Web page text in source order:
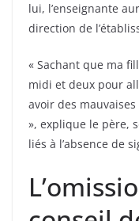
lui, l’enseignante
direction de
« Sachant que ma
midi et deux pour
avoir des
», explique le père,
liés à l’absence de